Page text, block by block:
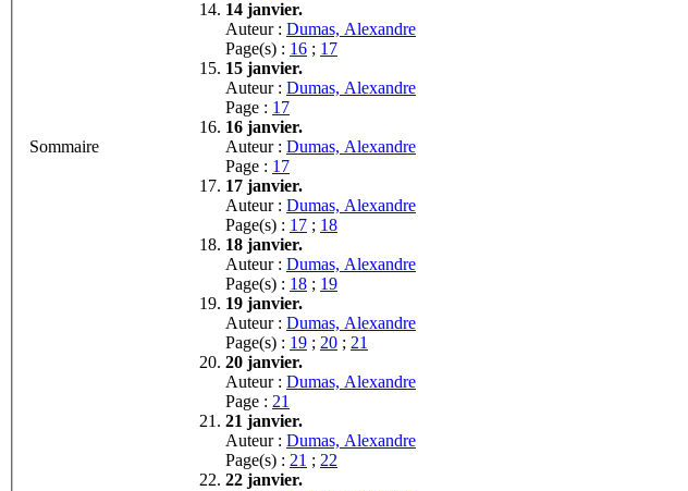
Sommaire
14 janvier.
Auteur : Dumas, Alexandre
Page(s) : 16 ; 17
15 janvier.
Auteur : Dumas, Alexandre
Page : 17
16 janvier.
Auteur : Dumas, Alexandre
Page : 17
17 janvier.
Auteur : Dumas, Alexandre
Page(s) : 17 ; 18
18 janvier.
Auteur : Dumas, Alexandre
Page(s) : 18 ; 19
19 janvier.
Auteur : Dumas, Alexandre
Page(s) : 19 ; 20 ; 21
20 janvier.
Auteur : Dumas, Alexandre
Page : 21
21 janvier.
Auteur : Dumas, Alexandre
Page(s) : 21 ; 22
22 janvier.